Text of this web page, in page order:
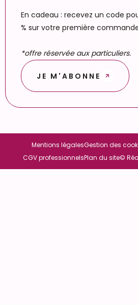
En cadeau : recevez un code
% sur votre première
*offre réservée aux particuliers.
JE M'ABONNE
Mentions légalesGestion des
CGV professionnelsPlan du site©